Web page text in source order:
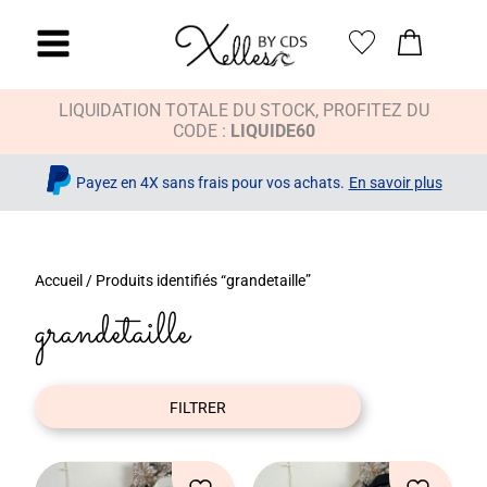
LIQUIDATION TOTALE DU STOCK, PROFITEZ DU
CODE : LIQUIDE60
Payez en 4X sans frais pour vos achats. En savoir plus
Accueil / Produits identifiés “grandetaille”
grandetaille
FILTRER